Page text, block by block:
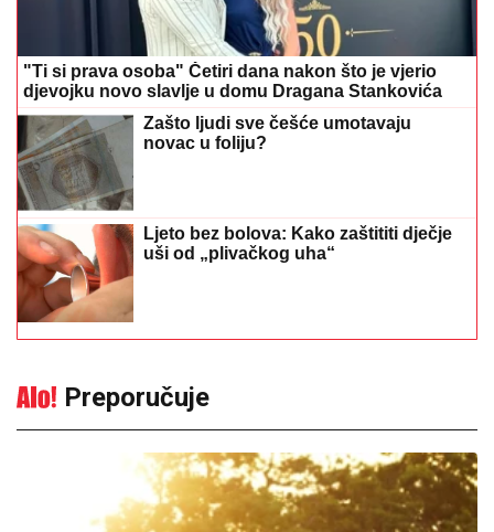
"Ti si prava osoba" Četiri dana nakon što je vjerio
djevojku novo slavlje u domu Dragana Stankovića
Zašto ljudi sve češće umotavaju
novac u foliju?
Ljeto bez bolova: Kako zaštititi dječje
uši od „plivačkog uha“
Preporučuje